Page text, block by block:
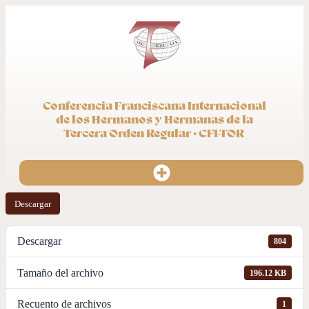
Conferencia Franciscana Internacional
de los Hermanos y Hermanas de la
Tercera Orden Regular · CFI-TOR
Descargar
Descargar 804
Tamaño del archivo 196.12 KB
Recuento de archivos 1